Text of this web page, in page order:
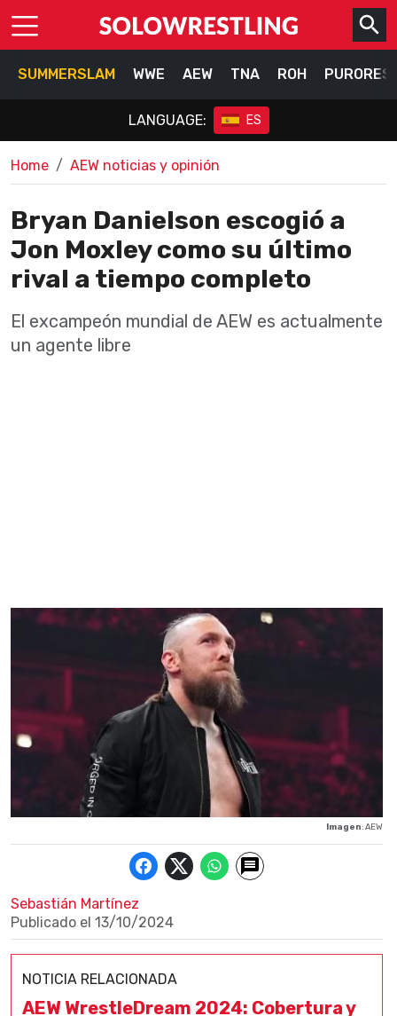
SUMMERSLAM WWE AEW TNA ROH
LANGUAGE: ES
Home AEW noticias y opinión
Bryan Danielson escogió a
Jon Moxley como su último
rival a tiempo completo
El excampeón mundial de AEW es actualmente
un agente libre
Imagen: AEW
Sebastián Martínez
Publicado el 13/10/2024
NOTICIA RELACIONADA
AEW WrestleDream 2024: Cobertura y